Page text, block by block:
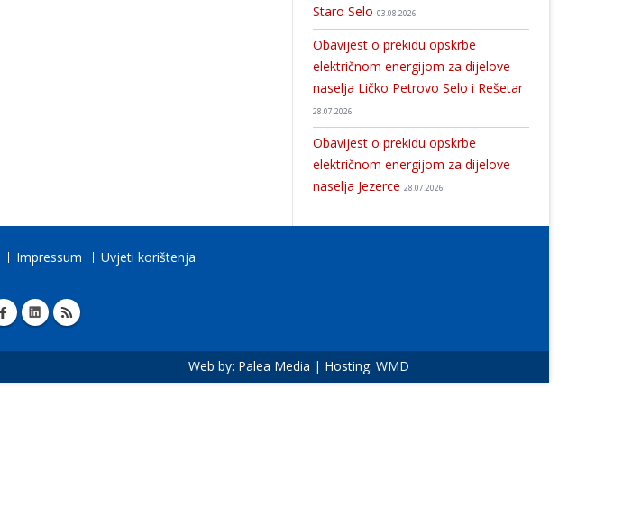
Staro Selo 03.08.2026
Obavijest o prekidu opskrbe
električnom energijom za dijelove
naselja Ličko Petrovo Selo i Rešetar
28.07.2026
Obavijest o prekidu opskrbe
električnom energijom za dijelove
naselja Jezerce 28.07.2026
Impressum Uvjeti korištenja
Web by: Palea Media | Hosting: WMD